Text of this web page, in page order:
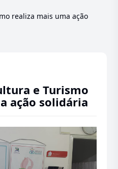
realiza mais uma ação
e Turismo
ação solidária